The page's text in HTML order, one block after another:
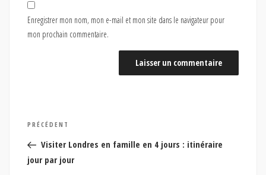
Enregistrer mon nom, mon e-mail et mon site dans le navigateur pour
mon prochain commentaire.
Navigation
de
l’article
Article
précédent
PRÉCÉDENT
Visiter Londres en famille en 4 jours : itinéraire
jour par jour